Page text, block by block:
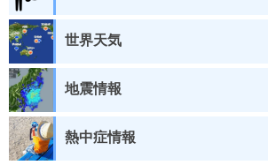
世界天気
地震情報
熱中症情報